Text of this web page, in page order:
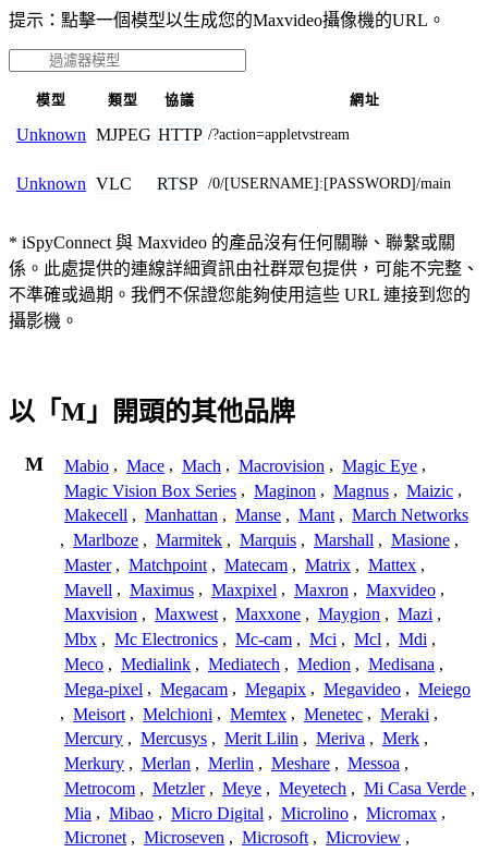
提示：點擊一個模型以生成您的Maxvideo攝像機的URL。
模型 類型 協議 網址
Unknown MJPEG HTTP /?action=appletvstream
Unknown VLC RTSP /0/[USERNAME]:[PASSWORD]/main
* iSpyConnect 與 Maxvideo 的產品沒有任何關聯、聯繫或關
係。此處提供的連線詳細資訊由社群眾包提供，可能不完整、
不準確或過期。我們不保證您能夠使用這些 URL 連接到您的
攝影機。
以「M」開頭的其他品牌
M Mabio , Mace , Mach , Macrovision , Magic Eye ,
Magic Vision Box Series , Maginon , Magnus , Maizic ,
Makecell , Manhattan , Manse , Mant , March Networks
, Marlboze , Marmitek , Marquis , Marshall , Masione ,
Master , Matchpoint , Matecam , Matrix , Mattex ,
Mavell , Maximus , Maxpixel , Maxron , Maxvideo ,
Maxvision , Maxwest , Maxxone , Maygion , Mazi ,
Mbx , Mc Electronics , Mc-cam , Mci , Mcl , Mdi ,
Meco , Medialink , Mediatech , Medion , Medisana ,
Mega-pixel , Megacam , Megapix , Megavideo , Meiego
, Meisort , Melchioni , Memtex , Menetec , Meraki ,
Mercury , Mercusys , Merit Lilin , Meriva , Merk ,
Merkury , Merlan , Merlin , Meshare , Messoa ,
Metrocom , Metzler , Meye , Meyetech , Mi Casa Verde ,
Mia , Mibao , Micro Digital , Microlino , Micromax ,
Micronet , Microseven , Microsoft , Microview ,